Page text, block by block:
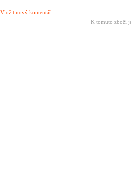
Vložit nový komentář
K tomuto zboží